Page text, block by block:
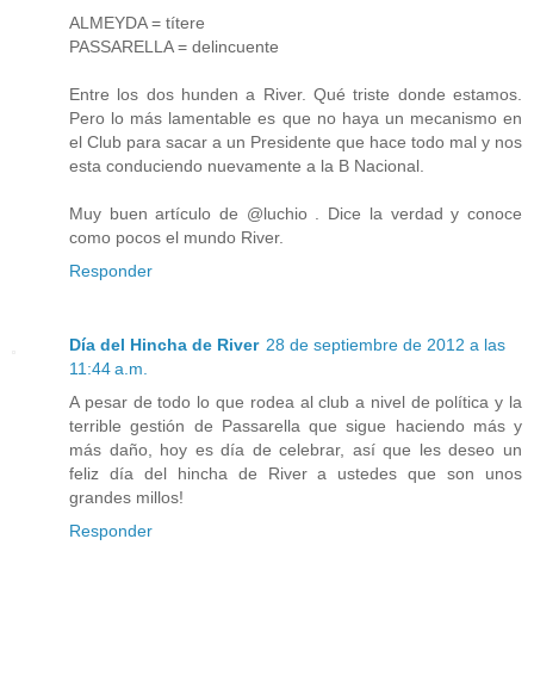
ALMEYDA = títere
PASSARELLA = delincuente
Entre los dos hunden a River. Qué triste donde estamos.
Pero lo más lamentable es que no haya un mecanismo en
el Club para sacar a un Presidente que hace todo mal y nos
esta conduciendo nuevamente a la B Nacional.
Muy buen artículo de @luchio . Dice la verdad y conoce
como pocos el mundo River.
Responder
Día del Hincha de River 28 de septiembre de 2012 a las
11:44 a.m.
A pesar de todo lo que rodea al club a nivel de política y la
terrible gestión de Passarella que sigue haciendo más y
más daño, hoy es día de celebrar, así que les deseo un
feliz día del hincha de River a ustedes que son unos
grandes millos!
Responder